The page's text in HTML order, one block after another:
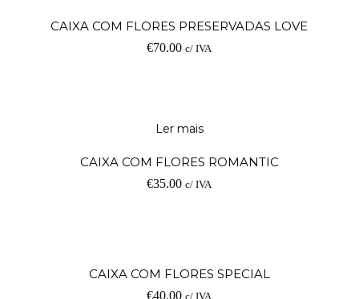
CAIXA COM FLORES PRESERVADAS LOVE
€70.00 c/ IVA
Ler mais
CAIXA COM FLORES ROMANTIC
€35.00 c/ IVA
CAIXA COM FLORES SPECIAL
€40.00 c/ IVA